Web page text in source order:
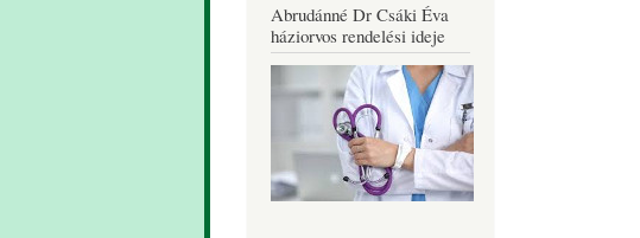
Abrudánné Dr Csáki Éva
háziorvos rendelési ideje